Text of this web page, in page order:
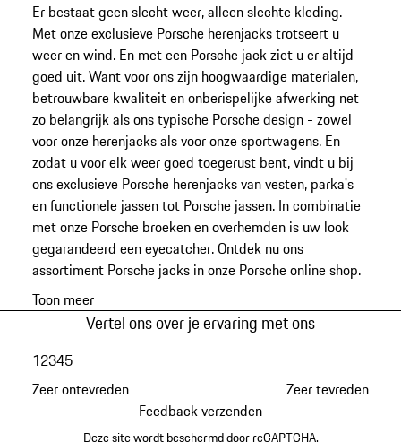
Er bestaat geen slecht weer, alleen slechte kleding.
Met onze exclusieve Porsche herenjacks trotseert u
weer en wind. En met een Porsche jack ziet u er altijd
goed uit. Want voor ons zijn hoogwaardige materialen,
betrouwbare kwaliteit en onberispelijke afwerking net
zo belangrijk als ons typische Porsche design - zowel
voor onze herenjacks als voor onze sportwagens. En
zodat u voor elk weer goed toegerust bent, vindt u bij
ons exclusieve Porsche herenjacks van vesten, parka's
en functionele jassen tot Porsche jassen. In combinatie
met onze Porsche broeken en overhemden is uw look
gegarandeerd een eyecatcher. Ontdek nu ons
assortiment Porsche jacks in onze Porsche online shop.
Toon meer
Vertel ons over je ervaring met ons
Zeer ontevreden
12345
Zeer tevreden
Feedback verzenden
Deze site wordt beschermd door reCAPTCHA.